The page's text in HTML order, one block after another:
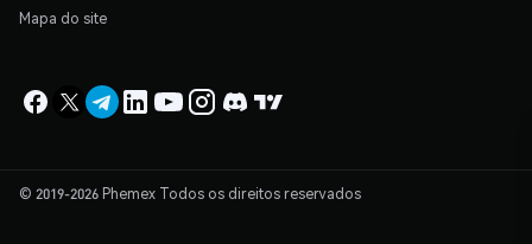
Mapa do site
© 2019-2026 Phemex Todos os direitos reservados